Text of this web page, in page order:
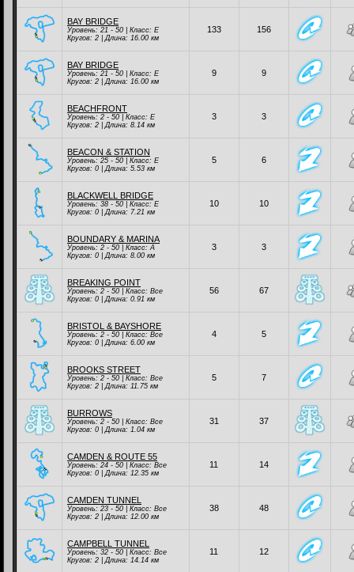
BAY BRIDGE
Уровень: 21 - 50 | Класc: E
Кругов: 2 | Длина: 16.00 км
133 156
BAY BRIDGE
Уровень: 21 - 50 | Класc: E
Кругов: 2 | Длина: 16.00 км
9 9
BEACHFRONT
Уровень: 2 - 50 | Класc: E
Кругов: 2 | Длина: 8.14 км
3 3
BEACON & STATION
Уровень: 25 - 50 | Класc: E
Кругов: 0 | Длина: 5.53 км
5 6
BLACKWELL BRIDGE
Уровень: 38 - 50 | Класc: E
Кругов: 0 | Длина: 7.21 км
10 10
BOUNDARY & MARINA
Уровень: 2 - 50 | Класc:A
Кругов: 0 | Длина: 8.00 км
3 3
BREAKING POINT
Уровень: 2 - 50 | Класc: Все
Кругов: 0 | Длина: 0.91 км
56 67
BRISTOL & BAYSHORE
Уровень: 2 - 50 | Класc: Все
Кругов: 0 | Длина: 6.00 км
4 5
BROOKS STREET
Уровень: 2 - 50 | Класc: Все
Кругов: 2 | Длина: 11.75 км
5 7
BURROWS
Уровень: 2 - 50 | Класc: Все
Кругов: 0 | Длина: 1.04 км
31 37
CAMDEN & ROUTE 55
Уровень: 24 - 50 | Класc: Все
Кругов: 0 | Длина: 12.35 км
11 14
CAMDEN TUNNEL
Уровень: 23 - 50 | Класc: Все
Кругов: 2 | Длина: 12.00 км
38 48
CAMPBELL TUNNEL
Уровень: 32 - 50 | Класc: Все
Кругов: 2 | Длина: 14.14 км
11 12